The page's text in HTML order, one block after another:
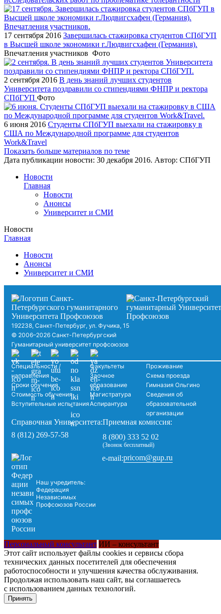
17 сентября 2016 Завершилась стажировка студентов СПбГУП
в Высшей школе экономики г.Людвигсхафен (Германия).
Впечатления участников Фото
2 сентября 2016 В день знаний лучших студентов
Университета поздравили со стипендиями ФНПР и ректора
СПбГУП Фото
6 июня 2016 Студенты СПбГУП выехали на стажировку в
США по Международной программе для студентов
Work&Travel
Показать больше материалов по теме
Дата публикации новости: 30 декабря 2016. Автор: СПбГУП
Новости
Главная
Новости
Анонсы
Университет и СМИ
Новости
Главная
Новости
Анонсы
Университет и СМИ
192238, Санкт-Петербург, ул. Фучика, 15
© 2006–2026 Санкт-Петербургский
Гуманитарный университет профсоюзов
Специальности /
направления
Сроки обучения
Стоимость обучения
Вступительные испытания
Факультеты
Заочное
образование
Магистратура
Аспирантура
Проживание
Схема проезда
Гимназия Ольгино
Сведения об
образовательной
организации
Справочная Университета:
8 (812) 269-57-58
Приемная комиссия:
8 (800) 333 52 02
(Звонок бесплатный)
Наш учредитель:
Федерация
Независимых
Профсоюзов России
e-mail:pricom@gup.ru
Персональный консультант ИИ – консультант
Этот сайт использует файлы cookies и сервисы сбора
технических данных посетителей для обеспечения
работоспособности и улучшения качества обслуживания.
Продолжая использовать наш сайт, вы соглашаетесь
с использованием данных технологий.
Принять